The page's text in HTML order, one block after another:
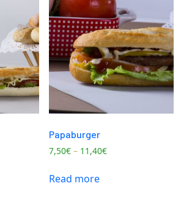
Papaburger
7,50€ – 11,40€
Read more